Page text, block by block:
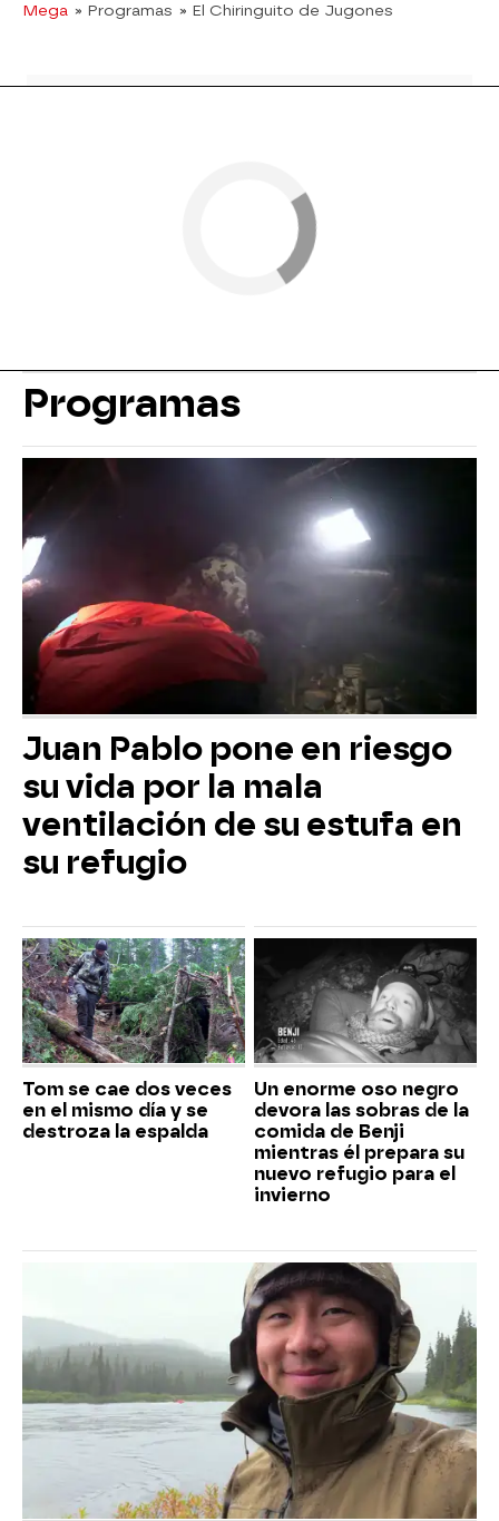
Mega » Programas » El Chiringuito de Jugones
Programas
Juan Pablo pone en riesgo
su vida por la mala
ventilación de su estufa en
su refugio
Tom se cae dos veces
en el mismo día y se
destroza la espalda
Un enorme oso negro
devora las sobras de la
comida de Benji
mientras él prepara su
nuevo refugio para el
invierno